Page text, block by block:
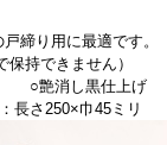
締り用に最適です。
保持できません）
○艶消し黒仕上げ
長さ250×巾45ミリ